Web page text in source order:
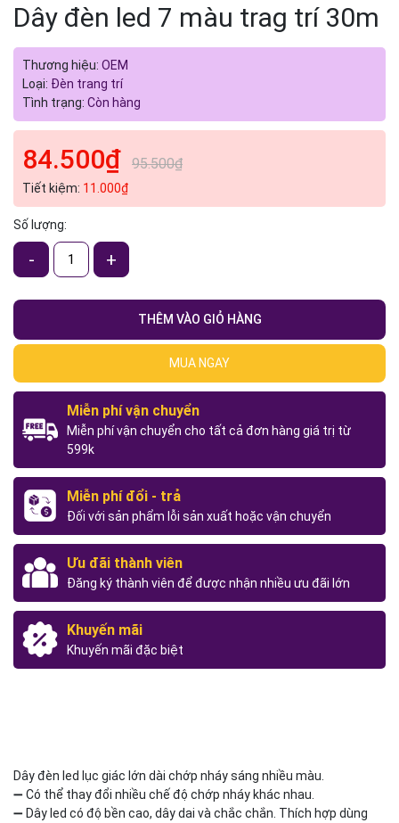
Dây đèn led 7 màu trag trí 30m
Thương hiệu: OEM
Loại: Đèn trang trí
Tình trạng: Còn hàng
84.500₫ 95.500₫
Tiết kiệm: 11.000₫
Số lượng:
- +
THÊM VÀO GIỎ HÀNG
MUA NGAY
Miễn phí vận chuyển
Miễn phí vận chuyển cho tất cả đơn hàng giá trị từ
599k
Miễn phí đổi - trả
Đối với sản phẩm lỗi sản xuất hoặc vận chuyển
Ưu đãi thành viên
Đăng ký thành viên để được nhận nhiều ưu đãi lớn
Khuyến mãi
Khuyến mãi đặc biệt
Dây đèn led lục giác lớn dài chớp nháy sáng nhiều màu.
➖ Có thể thay đổi nhiều chế độ chớp nháy khác nhau.
➖ Dây led có độ bền cao, dây dai và chắc chắn. Thích hợp dùng